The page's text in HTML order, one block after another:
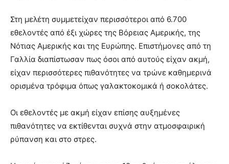
Στη μελέτη συμμετείχαν περισσότεροι από 6.700
εθελοντές από έξι χώρες της Βόρειας Αμερικής, της
Νότιας Αμερικής και της Ευρώπης. Επιστήμονες από τη
Γαλλία διαπίστωσαν πως όσοι από αυτούς είχαν ακμή,
είχαν περισσότερες πιθανότητες να τρώνε καθημερινά
ορισμένα τρόφιμα όπως γαλακτοκομικά ή σοκολάτες.
Οι εθελοντές με ακμή είχαν επίσης αυξημένες
πιθανότητες να εκτίθενται συχνά στην ατμοσφαιρική
ρύπανση και στο στρες.